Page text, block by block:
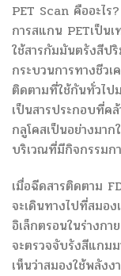
PET Scan คืออะไร?
การสแกน PETเป็น
ใช้สารกัมมันตรังสีป
กระบวนการทางชีว
ติดตามที่ใช้กันทั่วไป
เป็นสารประกอบที่ค
กลูโคสเป็นอย่างมา
บริเวณที่มีกิจกรรมก
เมื่อฉีดสารติดตาม
จะเดินทางไปที่สมอ
อิเล็กตรอนในร่างก
จะตรวจจับรังสีแกม
เห็นว่าสมองใช้พลังง